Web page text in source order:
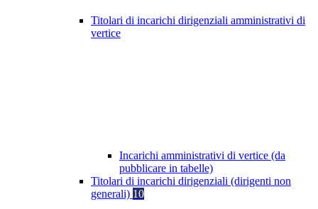
Titolari di incarichi dirigenziali amministrativi di
vertice
Incarichi amministrativi di vertice (da
pubblicare in tabelle)
Titolari di incarichi dirigenziali (dirigenti non
generali) 10